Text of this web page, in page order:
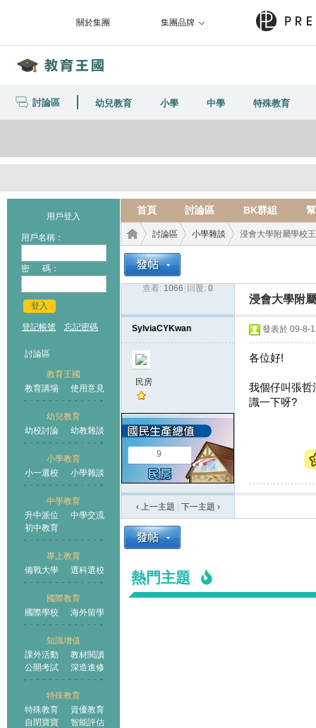
關於集團 集團品牌
討論區 幼兒教育 小學 中學 特殊教育
用戶登入
用戶名稱：
密 碼：
登入
登記帳號 忘記密碼
討論區
教育王國
教育講場
使用意見
幼兒教育
幼校討論
幼教雜談
小學教育
小一選校
小學雜談
中學教育
升中派位
中學交流
初中教育
專上教育
備戰大學
選科選校
國際教育
國際學校
海外留學
知識增值
課外活動
教材閱讀
公開考試
深造進修
特殊教育
特殊教育
資優教育
自閉寶寶
智能評估
首頁 討論區 BK群組
王國
討論區
›
小學雜談 浸會大學附屬學校
查看: 1066 回覆: 0
浸會大學附
SylviaCYKwan
民房
9
發表於 09-8-
各位好!
我個仔叫張哲
識一下呀?
‹ 上一主題 下一主題 ›
熱門主題